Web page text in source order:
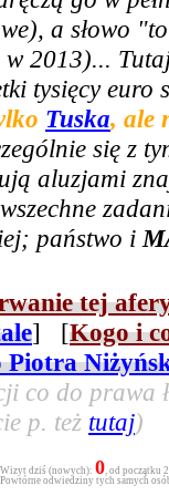
a słowo
2013)...
tysięcy euro
Tuska, ale
się
aluzjami
państwo i
tej
] [Kogo i
co do
p. też tutaj)
Wizyt dziś (nowych): 0, od początku
Powtórne odwiedziny tych samych